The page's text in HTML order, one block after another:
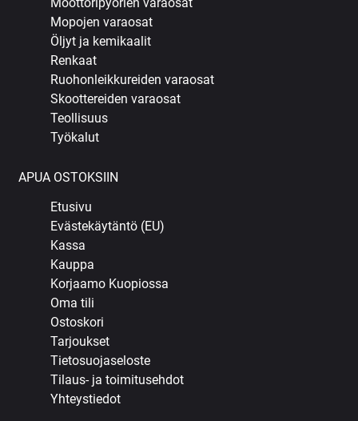
Moottoripyörien varaosat
Mopojen varaosat
Öljyt ja kemikaalit
Renkaat
Ruohonleikkureiden varaosat
Skoottereiden varaosat
Teollisuus
Työkalut
APUA OSTOKSIIN
Etusivu
Evästekäytäntö (EU)
Kassa
Kauppa
Korjaamo Kuopiossa
Oma tili
Ostoskori
Tarjoukset
Tietosuojaseloste
Tilaus- ja toimitusehdot
Yhteystiedot